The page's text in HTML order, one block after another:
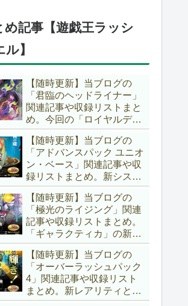
ージした『リビングデッド
の呼び声』関連に注目が集
め記事【遊戯王ラッシ
】
【随時更新】当ブログの
「君臨のヘッドライナー」
関連記事や収録リストまと
め。今回の「ロイヤルデモ
ンズ」は相手モンスターを
リリース！！また、新テー
マとして「救惺」、「ヘル
シィ」、「ゴエゴエ」も登
場です！！【遊戯王ラッシ
ュデュエル】
【随時更新】当ブログの
「アドバンスパック ユニオ
ン・ベース」関連記事や収
録リストまとめ。新システ
ム「ユニオンフュージョ
ン」の登場により、ようや
く原作さながらの「ＸＹ
Ｚ」が使用可能となりまし
た！！【遊戯王ラッシュデ
ュエル】
【随時更新】当ブログの
「極光のライジング」関連
記事や収録リストまとめ。
「ギャラクティカ」の新た
なフュージョンモンスター
やイラスト違い、「報道」
の強化に加え、幻竜族の新
テーマ「纏竜」も登場で
す！！【遊戯王ラッシュデ
【随時更新】当ブログの
「オーバーラッシュパック
4」関連記事や収録リスト
まとめ。新レアリティとし
てフルオーバーラッシュレ